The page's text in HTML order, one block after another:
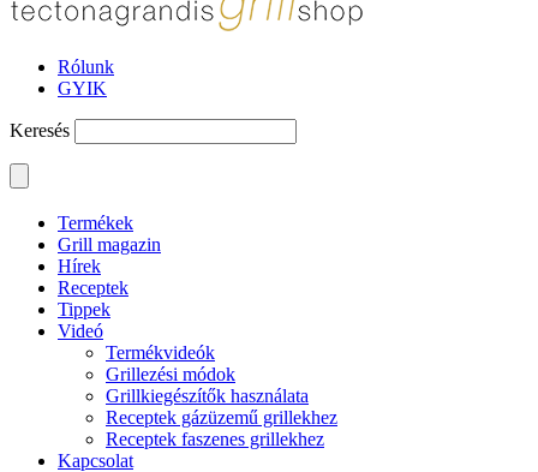
Rólunk
GYIK
Keresés
Termékek
Grill magazin
Hírek
Receptek
Tippek
Videó
Termékvideók
Grillezési módok
Grillkiegészítők használata
Receptek gázüzemű grillekhez
Receptek faszenes grillekhez
Kapcsolat